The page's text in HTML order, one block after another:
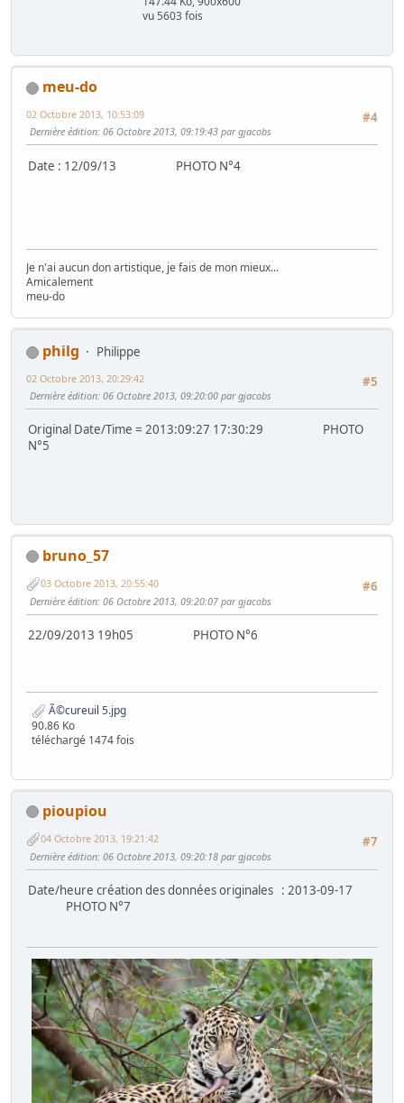
vu 5603 fois
meu-do
#4
02 Octobre 2013, 10:53:09
Dernière édition: 06 Octobre 2013, 09:19:43 par gjacobs
Date : 12/09/13 PHOTO N°4
Je n'ai aucun don artistique, je fais de mon mieux...
Amicalement
meu-do
philg
Philippe
#5
02 Octobre 2013, 20:29:42
Dernière édition: 06 Octobre 2013, 09:20:00 par gjacobs
Original Date/Time = 2013:09:27 17:30:29 PHOTO
N°5
bruno_57
#6
03 Octobre 2013, 20:55:40
Dernière édition: 06 Octobre 2013, 09:20:07 par gjacobs
22/09/2013 19h05 PHOTO N°6
Ã©cureuil 5.jpg
90.86 Ko
téléchargé 1474 fois
pioupiou
#7
04 Octobre 2013, 19:21:42
Dernière édition: 06 Octobre 2013, 09:20:18 par gjacobs
Date/heure création des données originales : 2013-09-17
PHOTO N°7